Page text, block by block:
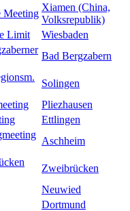
Meeting
Xiamen (China,
Volksrepublik)
Limit
Wiesbaden
Bad Bergzabern
Solingen
Pliezhausen
Ettlingen
Aschheim
Zweibrücken
Neuwied
Dortmund